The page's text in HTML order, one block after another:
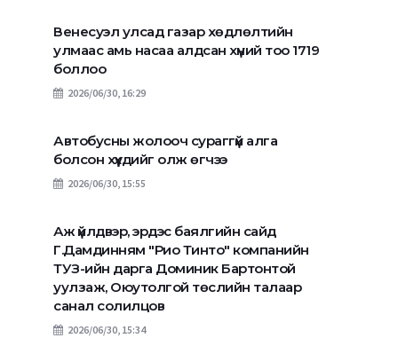
Венесуэл улсад газар хөдлөлтийн
улмаас амь насаа алдсан хүний тоо 1719
боллоо
2026/06/30, 16:29
Автобусны жолооч сураггүй алга
болсон хүүхдийг олж өгчээ
2026/06/30, 15:55
Аж үйлдвэр, эрдэс баялгийн сайд
Г.Дамдинням "Рио Тинто" компанийн
ТУЗ-ийн дарга Доминик Бартонтой
уулзаж, Оюутолгой төслийн талаар
санал солилцов
2026/06/30, 15:34